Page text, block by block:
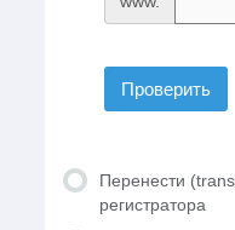
Проверить
Перенести
регистратора